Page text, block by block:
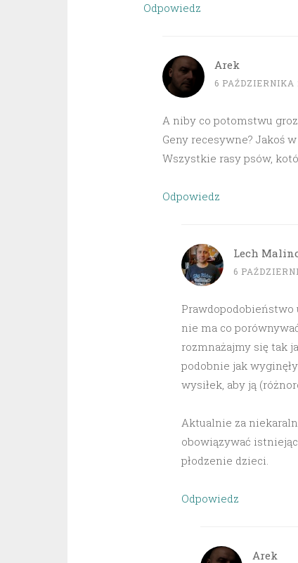
Odpowiedz
Arek
6 PAŹDZIERNIKA
A niby co potomstwu
Geny recesywne? Jakoś
Wszystkie rasy psów,
Odpowiedz
Lech
6
nie ma co
rozmnażajmy się tak
podobnie jak
wysiłek, aby ją
Aktualnie za
obowiązywać
płodzenie dzieci.
Odpowiedz
Arek